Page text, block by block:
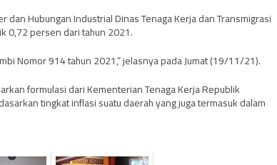
Hubungan Industrial Dinas Tenaga Kerja dan Transmigrasi
0,72 persen dari tahun 2021.
Nomor 914 tahun 2021,” jelasnya pada Jumat (19/11/21).
formulasi dari Kementerian Tenaga Kerja Republik
tingkat inflasi suatu daerah yang juga termasuk dalam